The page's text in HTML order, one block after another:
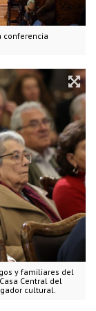
conferencia
y familiares del
Central del
cultural.